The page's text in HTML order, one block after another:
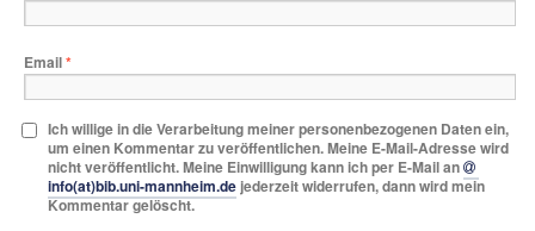
Email*
Ich willige in die Verarbeitung meiner personenbezogenen Daten ein,
um einen Kommentar zu veröffentlichen. Meine E-Mail-Adresse wird
nicht veröffentlicht. Meine Einwilligung kann ich per E-Mail an
info(at)bib.uni-mannheim.de jederzeit widerrufen, dann wird mein
Kommentar gelöscht.